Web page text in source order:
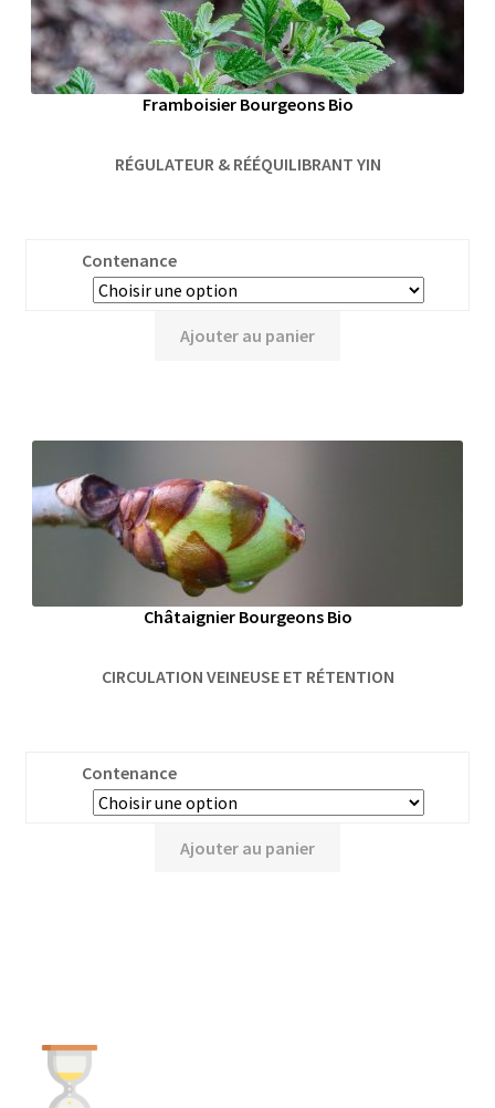
Framboisier Bourgeons Bio
RÉGULATEUR & RÉÉQUILIBRANT YIN
Contenance
Ajouter au panier
Châtaignier Bourgeons Bio
CIRCULATION VEINEUSE ET RÉTENTION
Contenance
Ajouter au panier